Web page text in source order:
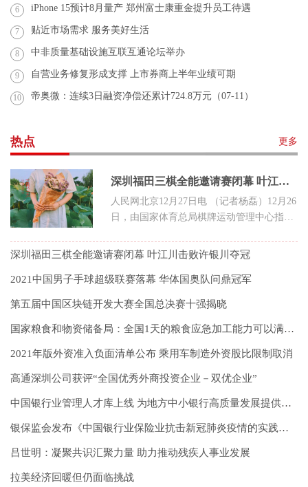
6 iPhone 15预计8月量产 郑州富士康重金提升员工待遇
7 贴近市场需求 服务美好生活
8 中非质量基础设施互联互通论坛举办
9 自营业务修复形成支撑 上市券商上半年业绩可期
10 帝奥微：连续3日融资净偿还累计724.8万元（07-11）
热点 更多
深圳福田三棋全能邀请赛闭幕 叶江川击败许银川夺冠
人民网北京12月27日电 （记者杨磊）12月26
日，由国家体育总局棋牌运动管理中心指
深圳福田三棋全能邀请赛闭幕 叶江川击败许银川夺冠
2021中国男子手球超级联赛落幕 华体国奥队问鼎冠军
第五届中国区块链开发大赛全国总决赛十强揭晓
国家粮食和物资储备局：全国1天的粮食应急加工能力可以满足14亿人2天的需要
2021年版外资准入负面清单公布 乘用车制造外资股比限制取消
高通深圳公司获评“全国优秀外商投资企业－双优企业”
中国银行业管理人才库上线 为地方中小银行高质量发展提供人才保障
银保监会发布《中国银行业保险业抗击新冠肺炎疫情的实践与经验》
吕世明：凝聚共识汇聚力量 助力推动残疾人事业发展
拉美经济回暖但仍面临挑战